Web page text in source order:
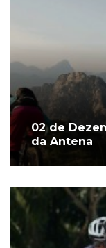
02 de
da Antena